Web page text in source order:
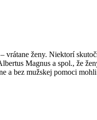
ženy. Niektorí
Magnus a spol., že
a bez mužskej pomoci